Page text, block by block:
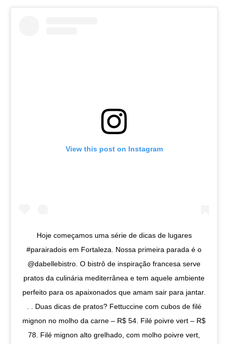
View this post on Instagram
Hoje começamos uma série de dicas de lugares
#parairadois em Fortaleza. Nossa primeira parada é o
@dabellebistro. O bistrô de inspiração francesa serve
pratos da culinária mediterrânea e tem aquele ambiente
perfeito para os apaixonados que amam sair para jantar.
. . Duas dicas de pratos? Fettuccine com cubos de filé
mignon no molho da carne – R$ 54. Filé poivre vert – R$
78. Filé mignon alto grelhado, com molho poivre vert,